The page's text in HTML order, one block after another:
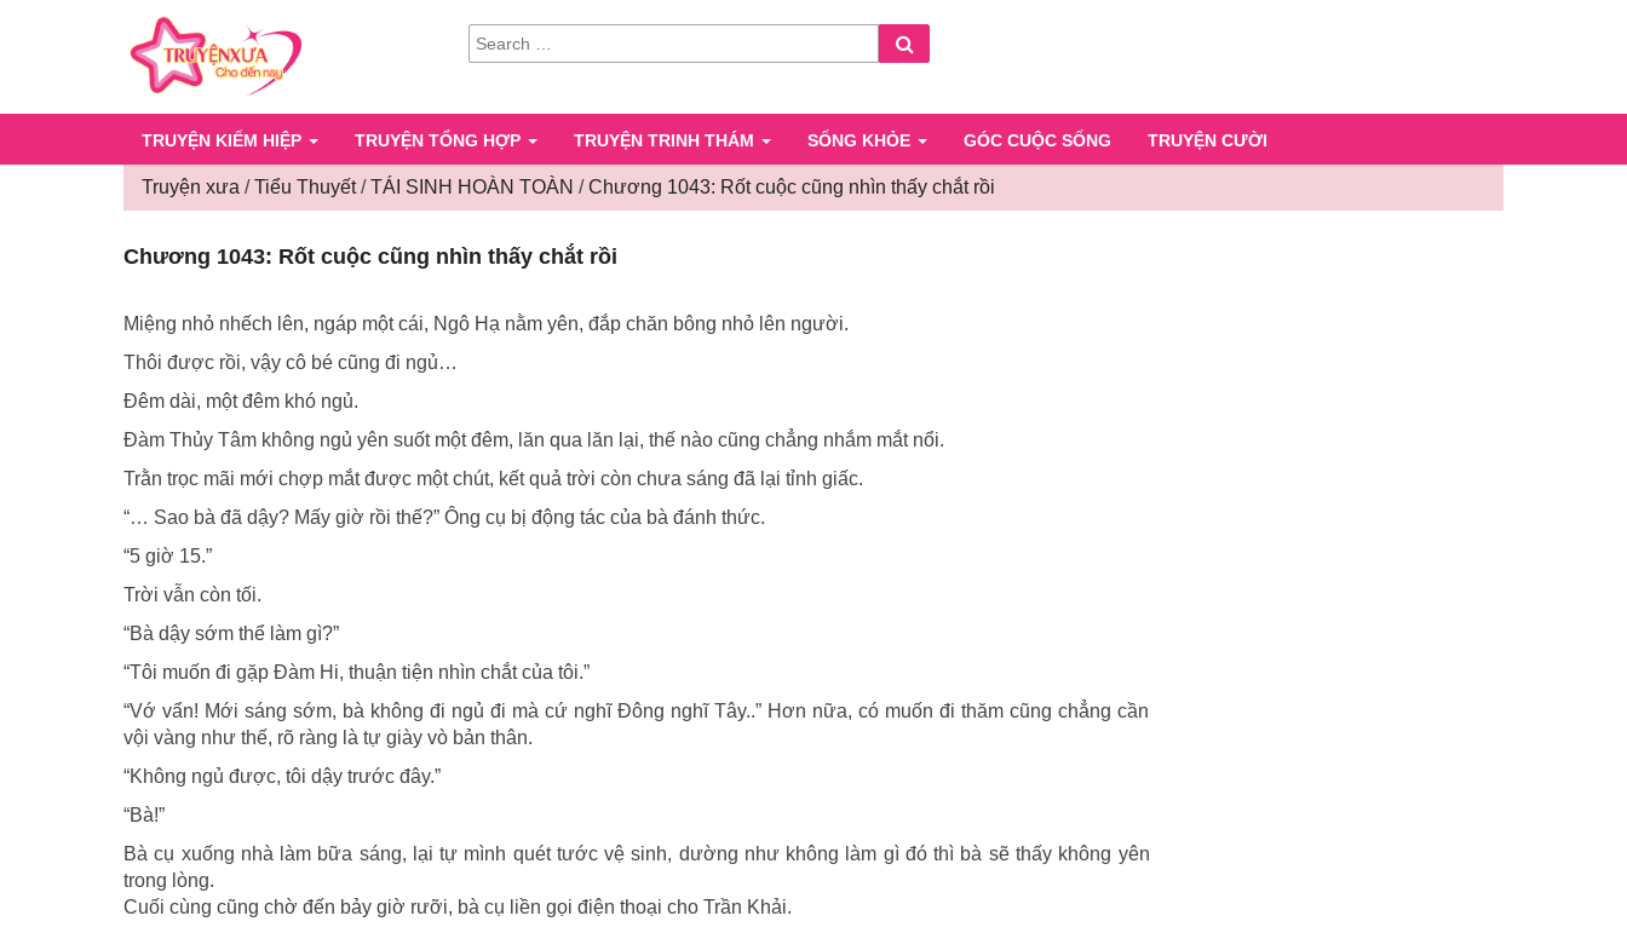
SEARCH
FOR:
TRUYỆN KIẾM HIỆP TRUYỆN TỔNG HỢP TRUYỆN TRINH THÁM SỐNG KHỎE GÓC CUỘC SỐNG TRUYỆN CƯỜI
Truyện xưa /Tiểu Thuyết/TÁI SINH HOÀN TOÀN /Chương 1043: Rốt cuộc cũng nhìn thấy chắt rồi
cuộc
rồi
Chương 1043: Rốt cuộc cũng nhìn thấy chắt rồi
Miệng nhỏ nhếch lên, ngáp một cái, Ngô Hạ nằm yên, đắp chăn bông nhỏ lên người.
Thôi được rồi, vậy cô bé cũng đi ngủ…
Đêm dài, một đêm khó ngủ.
Đàm Thủy Tâm không ngủ yên suốt một đêm, lăn qua lăn lại, thế nào cũng chẳng nhắm mắt nổi.
Trằn trọc mãi mới chợp mắt được một chút, kết quả trời còn chưa sáng đã lại tỉnh giấc.
“… Sao bà đã dậy? Mấy giờ rồi thế?” Ông cụ bị động tác của bà đánh thức.
“5 giờ 15.”
Trời vẫn còn tối.
“Bà dậy sớm thể làm gì?”
“Tôi muốn đi gặp Đàm Hi, thuận tiện nhìn chắt của tôi.”
“Vớ vẩn! Mới sáng sớm, bà không đi ngủ đi mà cứ nghĩ Đông nghĩ Tây..” Hơn nữa, có muốn đi thăm cũng chẳng cần
vội vàng như thế, rõ ràng là tự giày vò bản thân.
“Không ngủ được, tôi dậy trước đây.”
“Bà!”
Bà cụ xuống nhà làm bữa sáng, lại tự mình quét tước vệ sinh, dường như không làm gì đó thì bà sẽ thấy không yên
trong lòng.
Cuối cùng cũng chờ đến bảy giờ rưỡi, bà cụ liền gọi điện thoại cho Trần Khải.